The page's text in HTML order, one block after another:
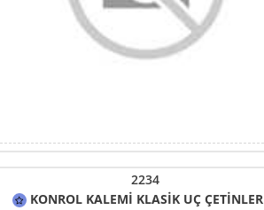
2234
KONROL KALEMİ KLASİK UÇ ÇETİNLER